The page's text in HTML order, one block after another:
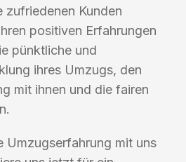
zufriedenen Kunden
positiven Erfahrungen
pünktliche und
ihres Umzugs, den
mit ihnen und die fairen
Umzugserfahrung mit uns